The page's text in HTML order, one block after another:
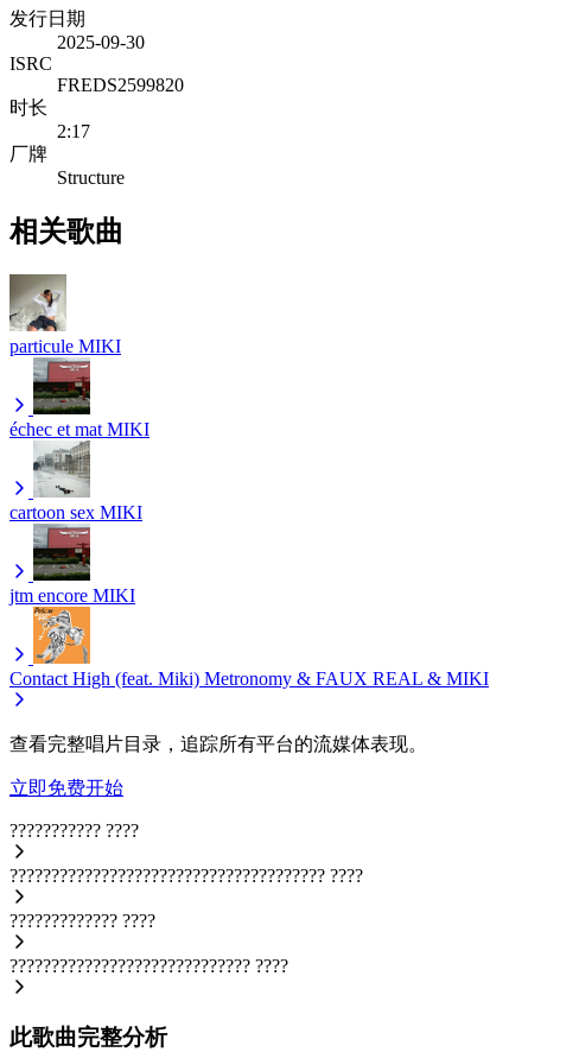
发行日期
2025-09-30
ISRC
FREDS2599820
时长
2:17
厂牌
Structure
相关歌曲
particule MIKI
échec et mat MIKI
cartoon sex MIKI
jtm encore MIKI
Contact High (feat. Miki) Metronomy & FAUX REAL & MIKI
查看完整唱片目录，追踪所有平台的流媒体表现。
立即免费开始
??????????? ????
?????????????????????????????????????? ????
????????????? ????
????????????????????????????? ????
此歌曲完整分析